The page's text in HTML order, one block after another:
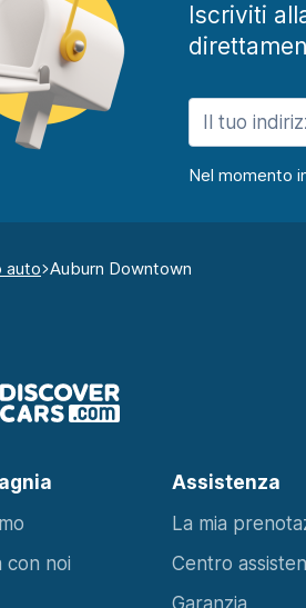
Iscriviti
Nel momento
auto Auburn Downtown
Assistenza